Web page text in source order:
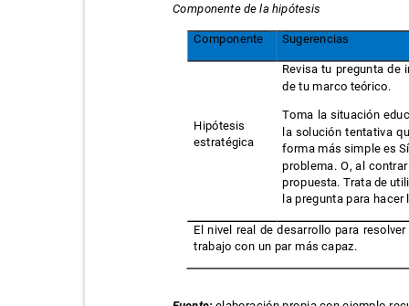
Componente de la hipótesis
Componente Sugerencias
Revisa tu pregunta
de tu marco teórico.
Toma la situación
la solución tentativa
forma más simple es
problema. O, al
propuesta. Trata de
la pregunta para
Hipótesis
estratégica
El nivel real de desarrollo para
trabajo con un par más capaz.